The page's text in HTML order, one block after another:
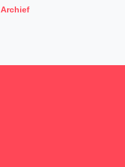
Archief